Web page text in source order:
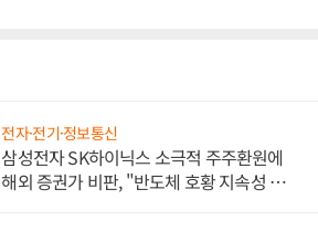
전자·전기·정보통신
삼성전자 SK하이닉스 소극적 주주환원에
해외 증권가 비판, "반도체 호황 지속성 의